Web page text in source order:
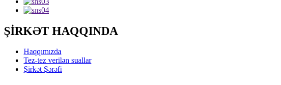
ŞİRKƏT HAQQINDA
Haqqımızda
Tez-tez verilən suallar
Şirkət Şərəfi